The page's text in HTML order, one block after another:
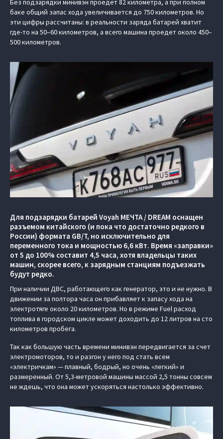
баке общий запас хода увеличивается до 750 километров. Но
эти цифры рассчитаны: в реальности заряда батарей хватит
где-то на 50–60 километров, а всего машина проедет около 450–
500 километров.
Для подзарядки батарей Voyah МЕЧТА / DREAM оснащен
разъемом китайского (и пока что достаточно редкого в
России) формата GB/T, но исключительно для
переменного тока и мощностью 6,6 кВт. Время «заправки»
от 5 до 100% составит 4,5 часа, хотя владельцы таких
машин, скорее всего, к зарядным станциям подъезжать
будут редко.
При наличии ДВС, работающего как генератор, это и не нужно. В
движении за полтора часа он прибавляет к запасу хода на
электротяге около 20 километров. Но в режиме Fuel расход
топлива в городском цикле может доходить до 12 литров на сто
километров пробега.
Так как большую часть времени минивэн передвигается за счет
электромоторов, то и разгон у него под стать всем
«электричкам» — плавный, бодрый, но очень «легкий» и
размеренный. От 5,3-метровой машины массой 2,5 тонны совсем
не ждешь, что она может ускоряться настолько эффективно.